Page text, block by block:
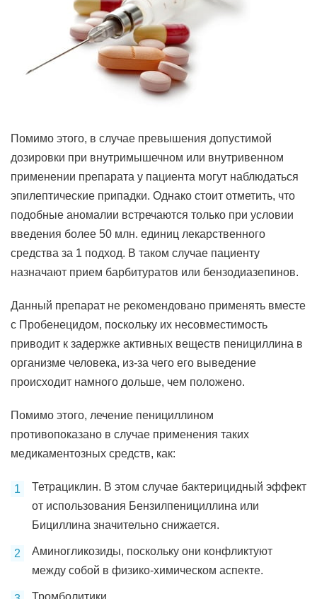
Помимо этого, в случае превышения допустимой
дозировки при внутримышечном или внутривенном
применении препарата у пациента могут наблюдаться
эпилептические припадки. Однако стоит отметить, что
подобные аномалии встречаются только при условии
введения более 50 млн. единиц лекарственного
средства за 1 подход. В таком случае пациенту
назначают прием барбитуратов или бензодиазепинов.
Данный препарат не рекомендовано применять вместе
с Пробенецидом, поскольку их несовместимость
приводит к задержке активных веществ пенициллина в
организме человека, из-за чего его выведение
происходит намного дольше, чем положено.
Помимо этого, лечение пенициллином
противопоказано в случае применения таких
медикаментозных средств, как:
Тетрациклин. В этом случае бактерицидный эффект
от использования Бензилпенициллина или
Бициллина значительно снижается.
Аминогликозиды, поскольку они конфликтуют
между собой в физико-химическом аспекте.
Тромболитики.